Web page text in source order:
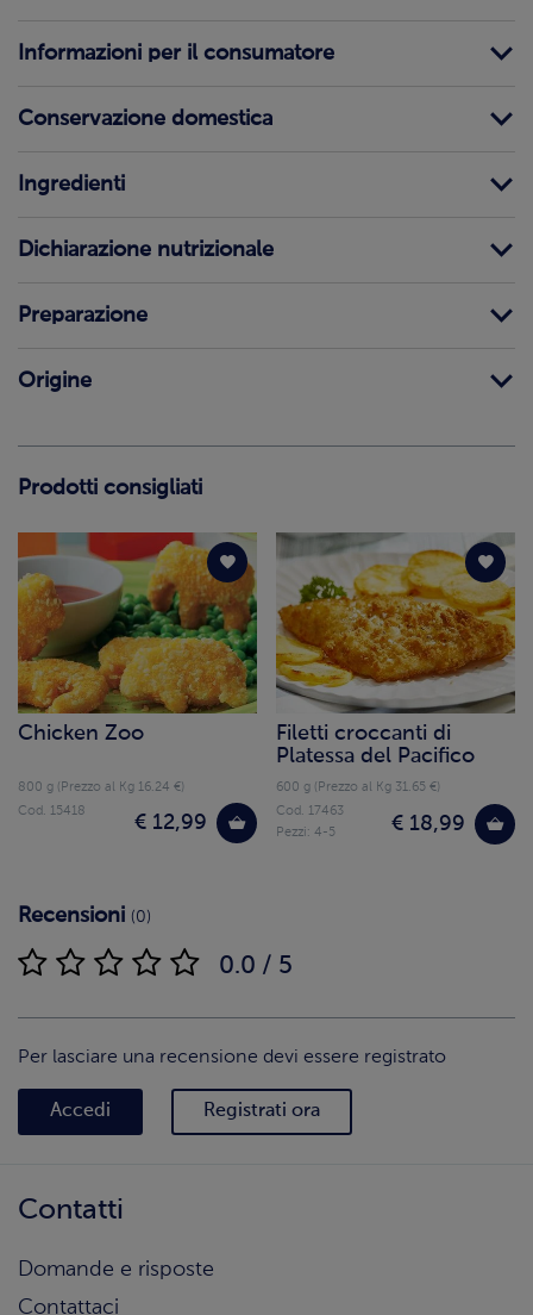
Informazioni per il consumatore
Conservazione domestica
Ingredienti
Dichiarazione nutrizionale
Preparazione
Origine
Prodotti consigliati
Chicken Zoo
800 g (Prezzo al Kg 16.24 €)
€ 12,99
Cod. 15418
Filetti croccanti di
Platessa del Pacifico
600 g (Prezzo al Kg 31.65 €)
€ 18,99
Cod. 17463
Pezzi: 4-5
Recensioni (0)
0.0 / 5
Per lasciare una recensione devi essere registrato
Accedi Registrati ora
Contatti
Domande e risposte
Contattaci